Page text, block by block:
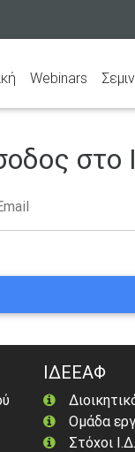
(current)
Webinars
ΙΔΕΕΑΦ
Ομάδα
Στόχοι